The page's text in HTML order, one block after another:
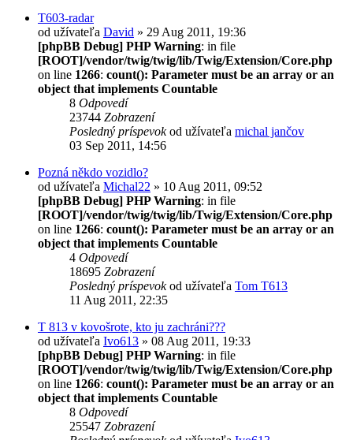
T603-radar
od užívateľa David » 29 Aug 2011, 19:36
[phpBB Debug] PHP Warning: in file
[ROOT]/vendor/twig/twig/lib/Twig/Extension/Core.php
on line 1266: count(): Parameter must be an array or an
object that implements Countable
8 Odpovedí
23744 Zobrazení
Posledný príspevokod užívateľa michal jančov
03 Sep 2011, 14:56
Pozná někdo vozidlo?
od užívateľa Michal22 » 10 Aug 2011, 09:52
[phpBB Debug] PHP Warning: in file
[ROOT]/vendor/twig/twig/lib/Twig/Extension/Core.php
on line 1266: count(): Parameter must be an array or an
object that implements Countable
4 Odpovedí
18695 Zobrazení
Posledný príspevokod užívateľa Tom T613
11 Aug 2011, 22:35
T 813 v kovošrote, kto ju zachráni???
od užívateľa Ivo613 » 08 Aug 2011, 19:33
[phpBB Debug] PHP Warning: in file
[ROOT]/vendor/twig/twig/lib/Twig/Extension/Core.php
on line 1266: count(): Parameter must be an array or an
object that implements Countable
8 Odpovedí
25547 Zobrazení